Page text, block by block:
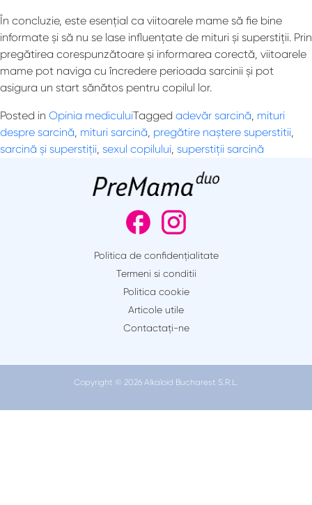
În concluzie, este esențial ca viitoarele mame să fie bine
informate și să nu se lase influențate de mituri și superstiții. Prin
pregătirea corespunzătoare și informarea corectă, viitoarele
mame pot naviga cu încredere perioada sarcinii și pot
asigura un start sănătos pentru copilul lor.
Posted in Opinia mediculuiTagged adevăr sarcină, mituri
despre sarcină, mituri sarcină, pregătire naștere superstitii,
sarcină și superstiții, sexul copilului, superstiții sarcină
Politica de confidențialitate
Termeni si conditii
Politica cookie
Articole utile
Contactaţi-ne
Copyright © 2026 Alkaloid Bucharest S.R.L.